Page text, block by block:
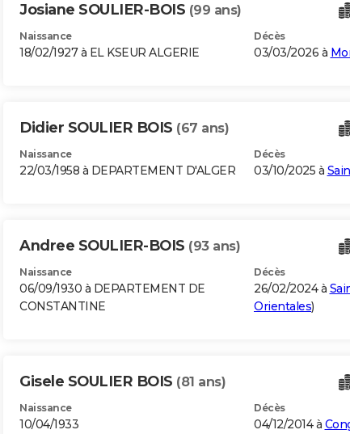
Josiane SOULIER-BOIS (99 ans)
Naissance
18/02/1927 à EL KSEUR ALGERIE
Décès
03/03/2026 à
Didier SOULIER BOIS (67 ans)
Naissance
22/03/1958 à DEPARTEMENT D'ALGER
Décès
03/10/2025 à
Andree SOULIER-BOIS (93 ans)
Naissance
06/09/1930 à DEPARTEMENT DE
CONSTANTINE
Décès
26/02/2024 à
Orientales)
Gisele SOULIER BOIS (81 ans)
Naissance
10/04/1933
Décès
04/12/2014 à